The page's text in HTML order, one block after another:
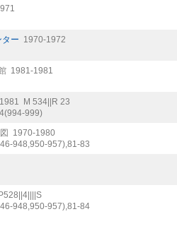
ー 1970-1972
1981-1981
M 534||R 23
999)
図
1970-1980
948,950-957),81-83
P528||4||||S
948,950-957),81-84